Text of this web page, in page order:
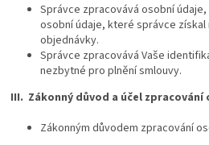
Správce zpracovává osobní
osobní údaje, které správce získal
objednávky.
Správce zpracovává Vaše
nezbytné pro plnění smlouvy.
III. Zákonný důvod a účel zpracování
Zákonným důvodem zpracování